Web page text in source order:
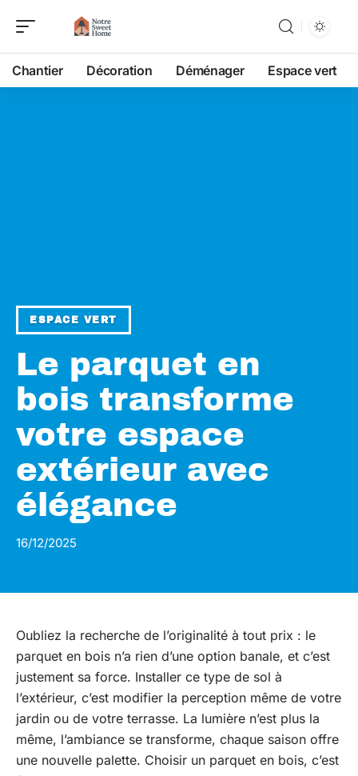
Chantier Décoration Déménager Espace vert
ESPACE VERT
Le parquet en
bois transforme
votre espace
extérieur avec
élégance
16/12/2025
Oubliez la recherche de l’originalité à tout prix : le
parquet en bois n’a rien d’une option banale, et c’est
justement sa force. Installer ce type de sol à
l’extérieur, c’est modifier la perception même de votre
jardin ou de votre terrasse. La lumière n’est plus la
même, l’ambiance se transforme, chaque saison offre
une nouvelle palette. Choisir un parquet en bois, c’est